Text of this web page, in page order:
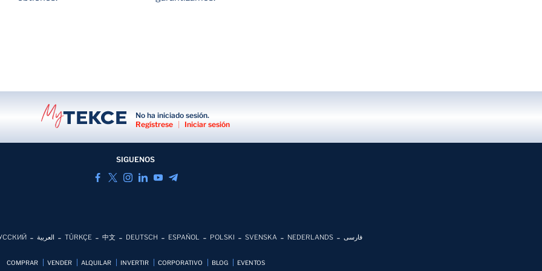
No ha iniciado sesión.
Regístrese | Iniciar sesión
SIGUENOS
العربية TÜRKÇE 中文 DEUTSCH ESPAÑOL POLSKI SVENSKA NEDERLANDS فارسی
COMPRAR VENDER ALQUILAR INVERTIR CORPORATIVO BLOG EVENTOS